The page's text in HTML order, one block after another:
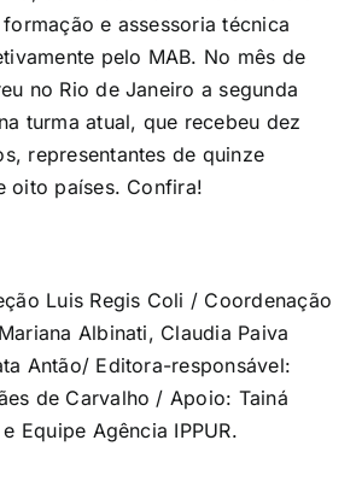
e assessoria técnica
pelo MAB. No mês de
no Rio de Janeiro a segunda
turma atual, que recebeu dez
representantes de quinze
oito países. Confira!
Luis Regis Coli / Coordenação
Albinati, Claudia Paiva
Antão/ Editora-responsável:
de Carvalho / Apoio: Tainá
Equipe Agência IPPUR.